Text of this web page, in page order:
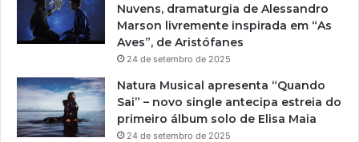
Nuvens, dramaturgia de Alessandro
Marson livremente inspirada em “As
Aves”, de Aristófanes
24 de setembro de 2025
Natura Musical apresenta “Quando
Sai” – novo single antecipa estreia do
primeiro álbum solo de Elisa Maia
24 de setembro de 2025